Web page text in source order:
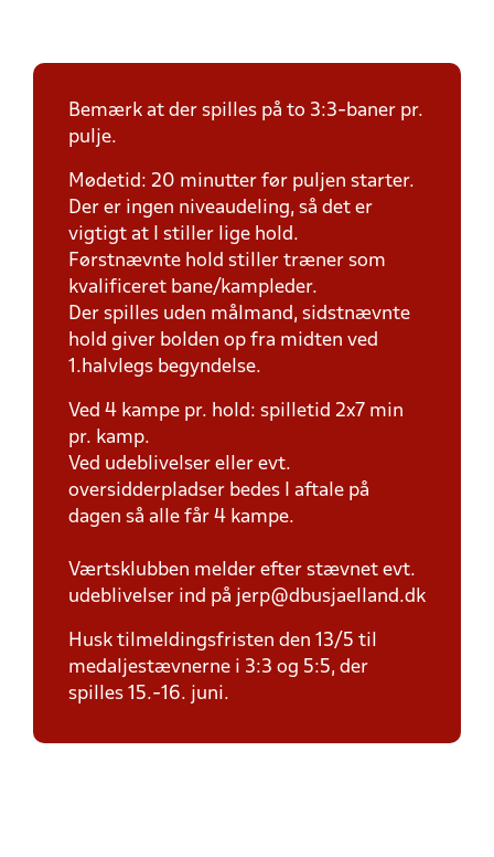
Bemærk at der spilles på to 3:3-baner pr.
pulje.
Mødetid: 20 minutter før puljen starter.
Der er ingen niveaudeling, så det er
vigtigt at I stiller lige hold.
Førstnævnte hold stiller træner som
kvalificeret bane/kampleder.
Der spilles uden målmand, sidstnævnte
hold giver bolden op fra midten ved
1.halvlegs begyndelse.
Ved 4 kampe pr. hold: spilletid 2x7 min
pr. kamp.
Ved udeblivelser eller evt.
oversidderpladser bedes I aftale på
dagen så alle får 4 kampe.
Værtsklubben melder efter stævnet evt.
udeblivelser ind på jerp@dbusjaelland.dk
Husk tilmeldingsfristen den 13/5 til
medaljestævnerne i 3:3 og 5:5, der
spilles 15.-16. juni.